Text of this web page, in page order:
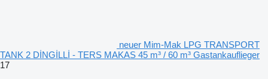
neuer Mim-Mak LPG TRANSPORT
TANK 2 DİNGİLLİ - TERS MAKAS 45 m³ / 60 m³ Gastankauflieger
17